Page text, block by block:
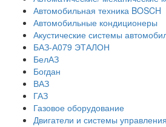
Автомобильная техника BOSCH
Автомобильные кондиционеры
Акустические системы
БАЗ-А079 ЭТАЛОН
БелАЗ
Богдан
ВАЗ
ГАЗ
Газовое оборудование
Двигатели и системы